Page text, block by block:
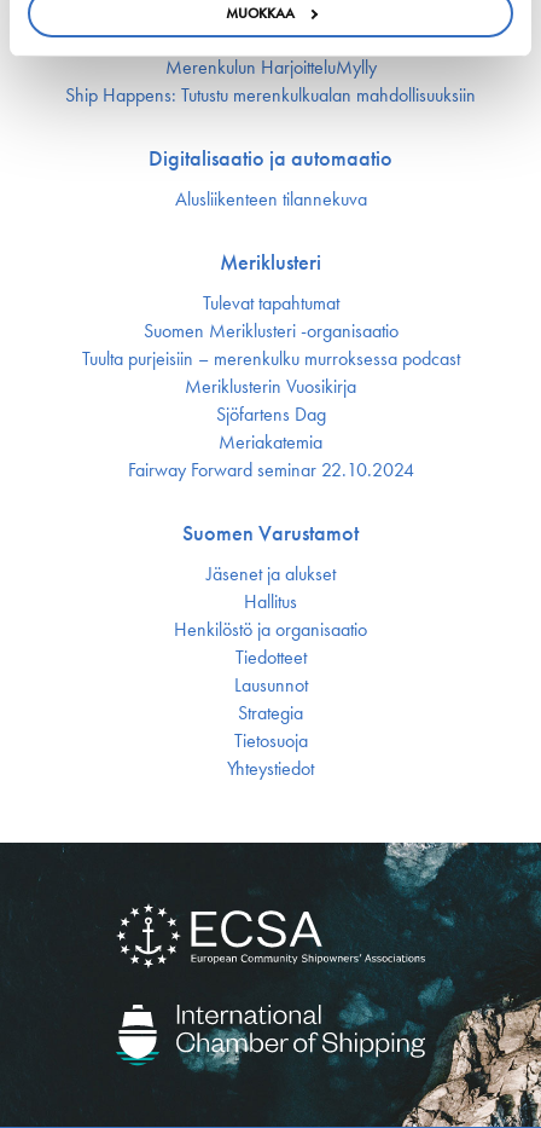
MUOKKAA
Koulutus ja osaaminen
Suomen Varustamoiden Yrityskylä
Merenkulun HarjoitteluMylly
Ship Happens: Tutustu merenkulkualan mahdollisuuksiin
Digitalisaatio ja automaatio
Alusliikenteen tilannekuva
Meriklusteri
Tulevat tapahtumat
Suomen Meriklusteri -organisaatio
Tuulta purjeisiin – merenkulku murroksessa podcast
Meriklusterin Vuosikirja
Sjöfartens Dag
Meriakatemia
Fairway Forward seminar 22.10.2024
Suomen Varustamot
Jäsenet ja alukset
Hallitus
Henkilöstö ja organisaatio
Tiedotteet
Lausunnot
Strategia
Tietosuoja
Yhteystiedot